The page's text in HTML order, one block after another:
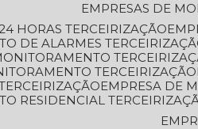
EMPRESAS DE
HORAS TERCEIRIZAÇÃO
DE ALARMES
TERCEIRIZAÇÃO
EMPRESA DE
RESIDENCIAL